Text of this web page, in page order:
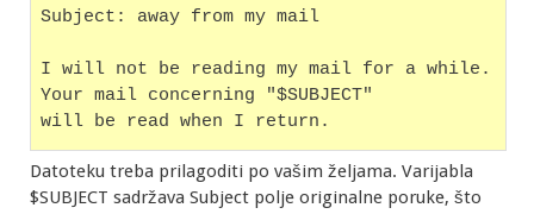
Subject: away from my mail
I will not be reading my mail for a while.
Your mail concerning "$SUBJECT"
will be read when I return.
Datoteku treba prilagoditi po vašim željama. Varijabla
$SUBJECT sadržava Subject polje originalne poruke, što